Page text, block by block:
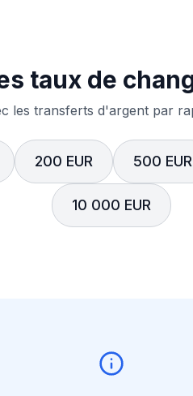
taux de
les transferts d'argent par
200 EUR 500 EUR
10 000 EUR